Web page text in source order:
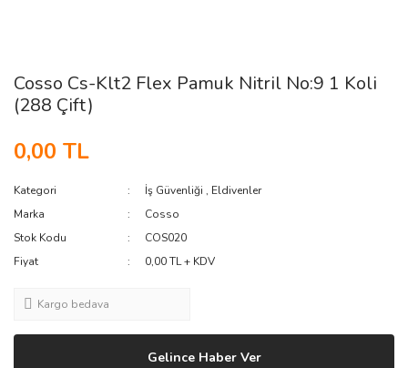
Cosso Cs-Klt2 Flex Pamuk Nitril No:9 1 Koli
(288 Çift)
0,00 TL
Kategori İş Güvenliği , Eldivenler
Marka
Cosso
Stok Kodu
COS020
Fiyat
0,00 TL + KDV
Kargo bedava
Gelince Haber Ver